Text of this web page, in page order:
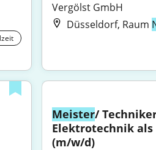
Vergölst GmbH
Düsseldorf, Raum
Meister/
Elektrotechnik
(m/w/d)